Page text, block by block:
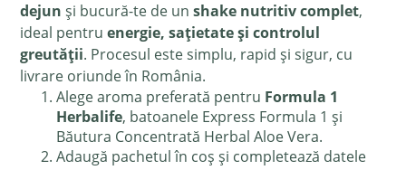
dejun și bucură-te de unshake nutritiv complet,
ideal pentruenergie, sațietate și controlul
greutății. Procesul este simplu, rapid și sigur, cu
livrare oriunde în România.
Alege aroma preferată pentru Formula 1
Herbalife, batoanele Express Formula 1 și
Băutura Concentrată Herbal Aloe Vera.
Adaugă pachetul în coș și completează datele